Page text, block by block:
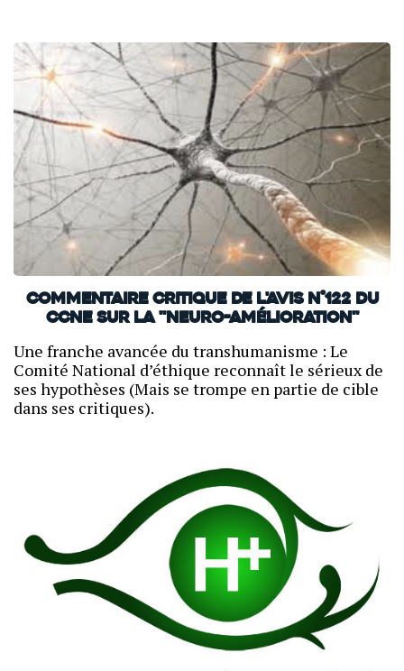
Commentaire critique de l'avis n°122 du
CCNE sur la "neuro-amélioration"
Une franche avancée du transhumanisme : Le
Comité National d’éthique reconnaît le sérieux de
ses hypothèses (Mais se trompe en partie de cible
dans ses critiques).